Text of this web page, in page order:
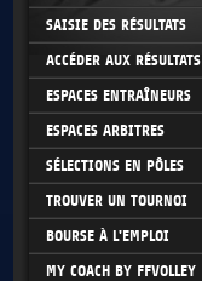
SAISIE DES RÉSULTATS
ACCÉDER AUX RÉSULTATS
ESPACES ENTRAÎNEURS
ESPACES ARBITRES
SÉLECTIONS EN PÔLES
TROUVER UN TOURNOI
BOURSE À L'EMPLOI
MY COACH BY FFVOLLEY